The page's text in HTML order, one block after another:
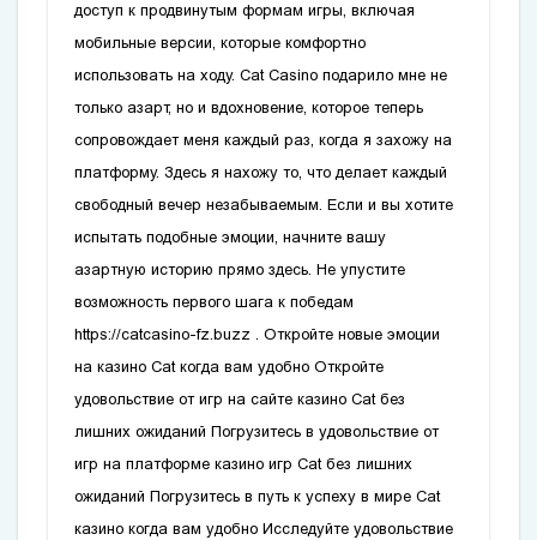
доступ к продвинутым формам игры, включая
мобильные версии, которые комфортно
использовать на ходу. Cat Casino подарило мне не
только азарт, но и вдохновение, которое теперь
сопровождает меня каждый раз, когда я захожу на
платформу. Здесь я нахожу то, что делает каждый
свободный вечер незабываемым. Если и вы хотите
испытать подобные эмоции, начните вашу
азартную историю прямо здесь. Не упустите
возможность первого шага к победам
https://catcasino-fz.buzz .Откройте новые эмоции
на казино Cat когда вам удобно Откройте
удовольствие от игр на сайте казино Cat без
лишних ожиданий Погрузитесь в удовольствие от
игр на платформе казино игр Cat без лишних
ожиданий Погрузитесь в путь к успеху в мире Cat
казино когда вам удобно Исследуйте удовольствие